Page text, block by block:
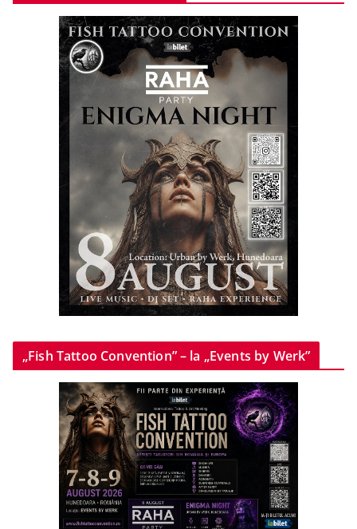
„Fish Tattoo Convention” – la „Events by Werk”